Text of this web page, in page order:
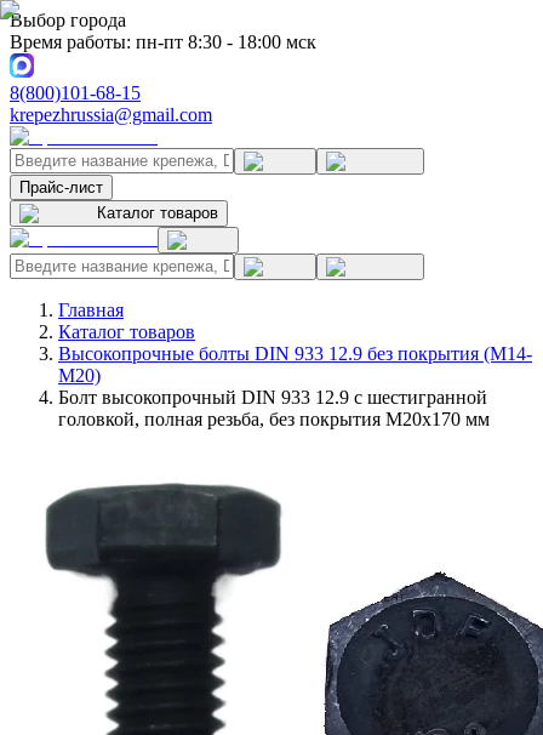
Выбор города
Время работы: пн-пт 8:30 - 18:00 мск
8(800)101-68-15
krepezhrussia@gmail.com
Прайс-лист
Каталог товаров
Главная
Каталог товаров
Высокопрочные болты DIN 933 12.9 без покрытия (M14-
M20)
Болт высокопрочный DIN 933 12.9 с шестигранной
головкой, полная резьба, без покрытия M20x170 мм